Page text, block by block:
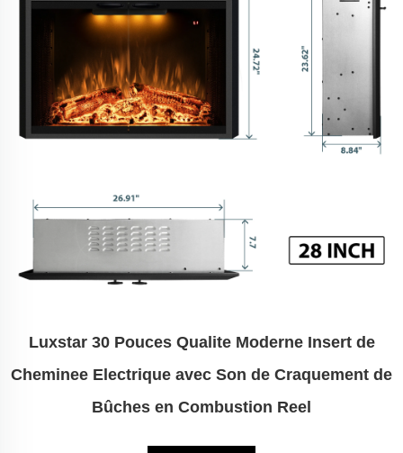
Luxstar 30 Pouces Qualite Moderne Insert de
Cheminee Electrique avec Son de Craquement de
Bûches en Combustion Reel